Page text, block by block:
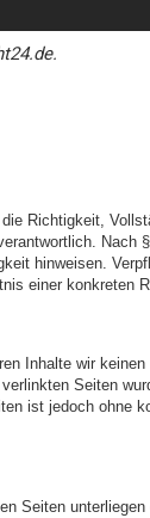
Richtigkeit,
hinweisen.
einer konkreten
Inhalte wir
Seiten
ist jedoch ohne
Seiten